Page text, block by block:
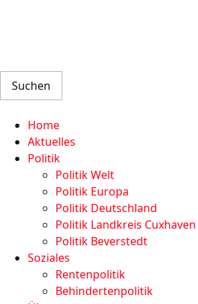
Suchen
Home
Aktuelles
Politik
Politik Welt
Politik Europa
Politik Deutschland
Politik Landkreis Cuxhaven
Politik Beverstedt
Soziales
Rentenpolitik
Behindertenpolitik